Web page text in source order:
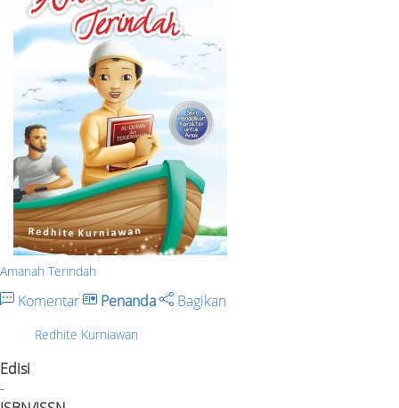
Amanah Terindah
Komentar Penanda Bagikan
Redhite Kurniawan
Edisi
-